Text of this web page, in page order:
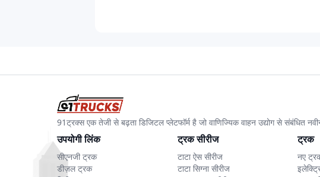
91ट्रक्स एक तेजी से बढ़ता डिजिटल प्लेटफॉर्म है जो वाणिज्यिक वाहन उद्योग से संबंधित
उपयोगी लिंक
सीएनजी ट्रक
डीज़ल ट्रक
ट्रक सीरीज
टाटा ऐस सीरीज
टाटा सिग्ना सीरीज
ट्रक
नए